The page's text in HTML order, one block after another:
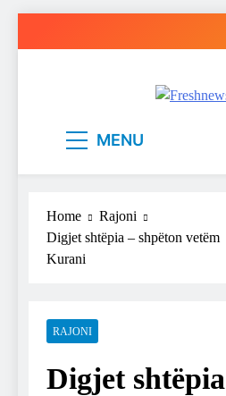
MENU
Home
Rajoni
Digjet shtëpia – shpëton vetëm
Kurani
RAJONI
Digjet shtëpia